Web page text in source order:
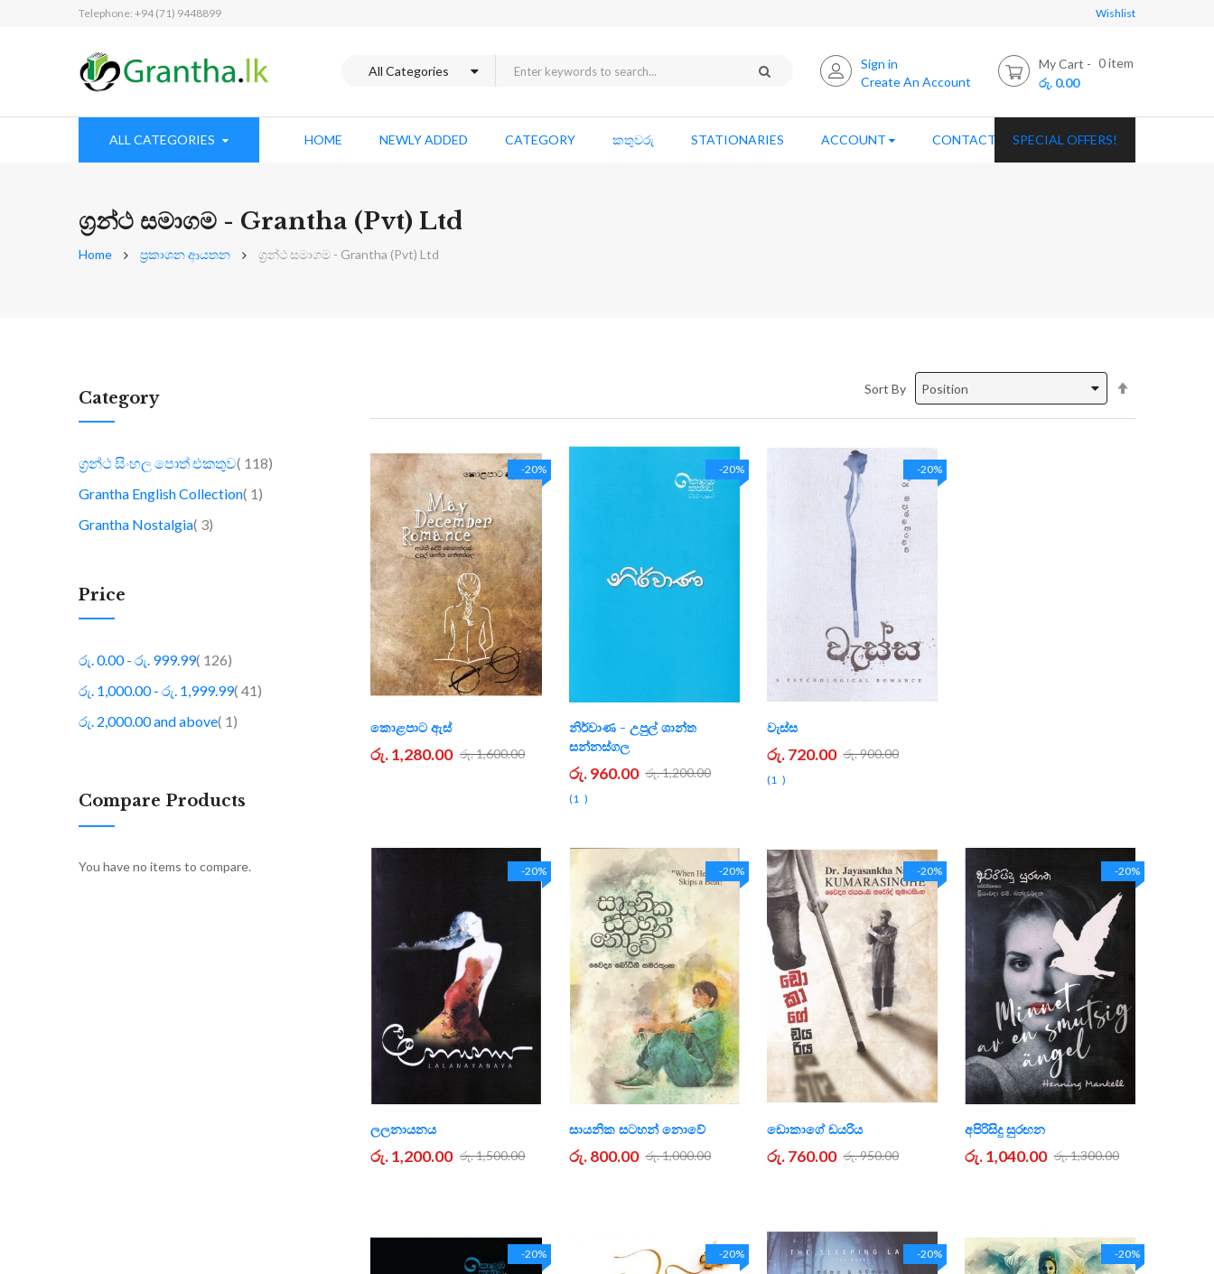
Telephone: +94 (71) 9448899 Wishlist
Sign in
Create An Account
My Cart 0item
රු. 0.00
ALL CATEGORIES HOME NEWLY ADDED CATEGORY කතුවරු STATIONARIES ACCOUNT CONTACT USSPECIAL OFFERS!
ග්‍රන්ථ සමාගම - Grantha (Pvt) Ltd
Home ප්‍රකාශන ආයතන ග්‍රන්ථ සමාගම - Grantha (Pvt) Ltd
Sort By
Direction
-20%
කොළපාට ඇස්
රු. 1,280.00 රු. 1,600.00
-20%
නිර්වාණ - උපුල් ශාන්ත
සන්නස්ගල
රු. 960.00 රු. 1,200.00
1
-20%
වැස්ස
රු. 720.00 රු. 900.00
1
-20%
ලලනායනය
රු. 1,200.00 රු. 1,500.00
-20%
සායනික සටහන් නොවේ
රු. 800.00 රු. 1,000.00
-20%
ඩොකාගේ ඩයරිය
රු. 760.00 රු. 950.00
-20%
අපිරිසිදු සුරඟන
රු. 1,040.00 රු. 1,300.00
-20% -20% -20% -20%
Category
ග්‍රන්ථ සිංහල පොත් එකතුව 118item
Grantha English Collection 1item
Grantha Nostalgia 3item
Price
රු. 0.00- රු. 999.99 126item
රු. 1,000.00- රු. 1,999.99 41item
රු. 2,000.00and above 1item
Compare Products
You have no items to compare.